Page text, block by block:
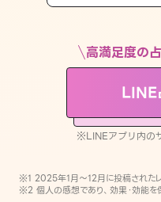
LINE占いを開く
※LINEアプリ内のサービスページへ遷移
高満足度の
LINE
※LINEアプリ内の
※1 2025年1月〜12月に投稿された
※2 個人の感想であり、効果・効能を